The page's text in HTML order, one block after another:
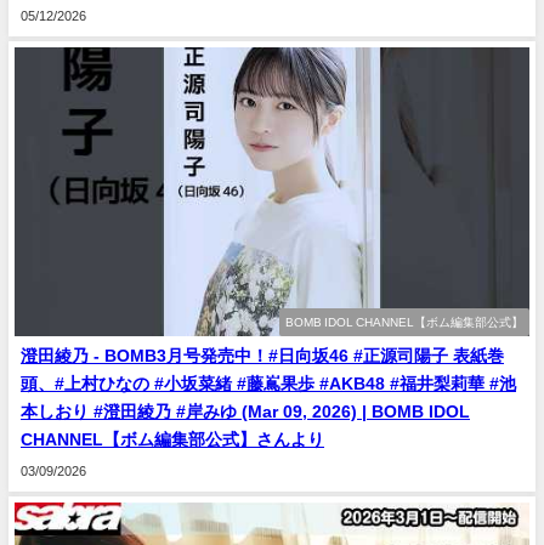
05/12/2026
BOMB IDOL CHANNEL【ボム編集部公式】
澄田綾乃 - BOMB3月号発売中！#日向坂46 #正源司陽子 表紙巻
頭、#上村ひなの #小坂菜緒 #藤嶌果歩 #AKB48 #福井梨莉華 #池
本しおり #澄田綾乃 #岸みゆ (Mar 09, 2026) | BOMB IDOL
CHANNEL【ボム編集部公式】さんより
03/09/2026